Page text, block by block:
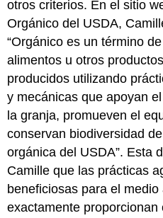
otros criterios. En el sitio
Orgánico del USDA,
“Orgánico es un término
alimentos u otros
producidos utilizando
y mecánicas que apoyan
la granja, promueven el
conservan biodiversidad
orgánica del USDA”. Esta
Camille que las prácticas
beneficiosas para el
exactamente proporcionan